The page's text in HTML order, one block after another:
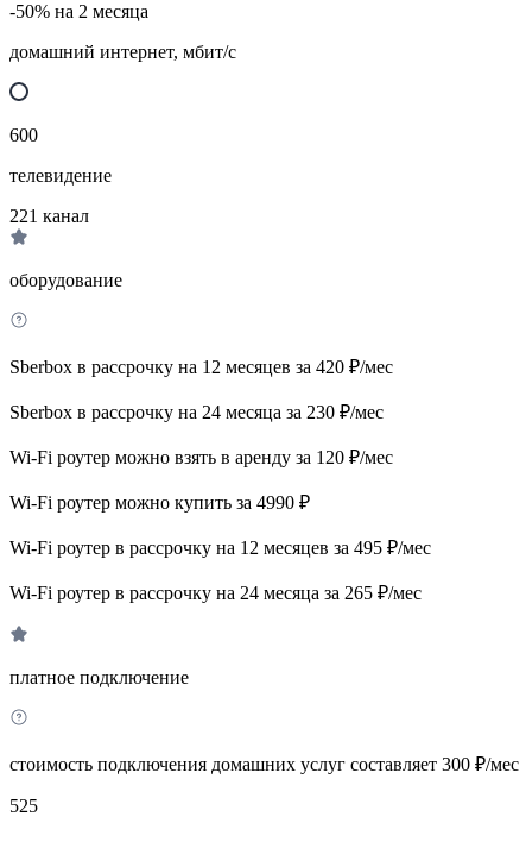
-50% на 2 месяца
домашний интернет, мбит/с
600
телевидение
221 канал
оборудование
Sberbox в рассрочку на 12 месяцев за 420 ₽/мес
Sberbox в рассрочку на 24 месяца за 230 ₽/мес
Wi-Fi роутер можно взять в аренду за 120 ₽/мес
Wi-Fi роутер можно купить за 4990 ₽
Wi-Fi роутер в рассрочку на 12 месяцев за 495 ₽/мес
Wi-Fi роутер в рассрочку на 24 месяца за 265 ₽/мес
платное подключение
стоимость подключения домашних услуг составляет 300 ₽/мес
525